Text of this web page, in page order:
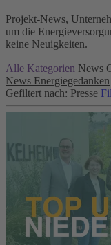
Projekt-News,
um die
keine Neuigkeiten.
Alle Kategorien News
News Energiegedanken
Gefiltert nach: Presse